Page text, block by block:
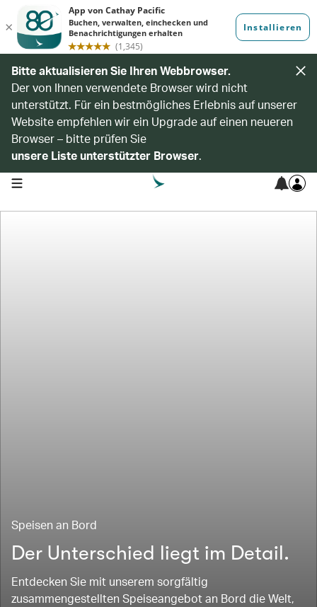
Bitte aktualisieren Sie Ihren Webbrowser.
Der von Ihnen verwendete Browser wird nicht
unterstützt. Für ein bestmögliches Erlebnis auf unserer
Website empfehlen wir ein Upgrade auf einen neueren
Browser – bitte prüfen Sie
unsere Liste unterstützter Browser.
open navigation menu
Speisen an Bord
Der Unterschied liegt im Detail.
Entdecken Sie mit unserem sorgfältig
zusammengestellten Speiseangebot an Bord die Welt,